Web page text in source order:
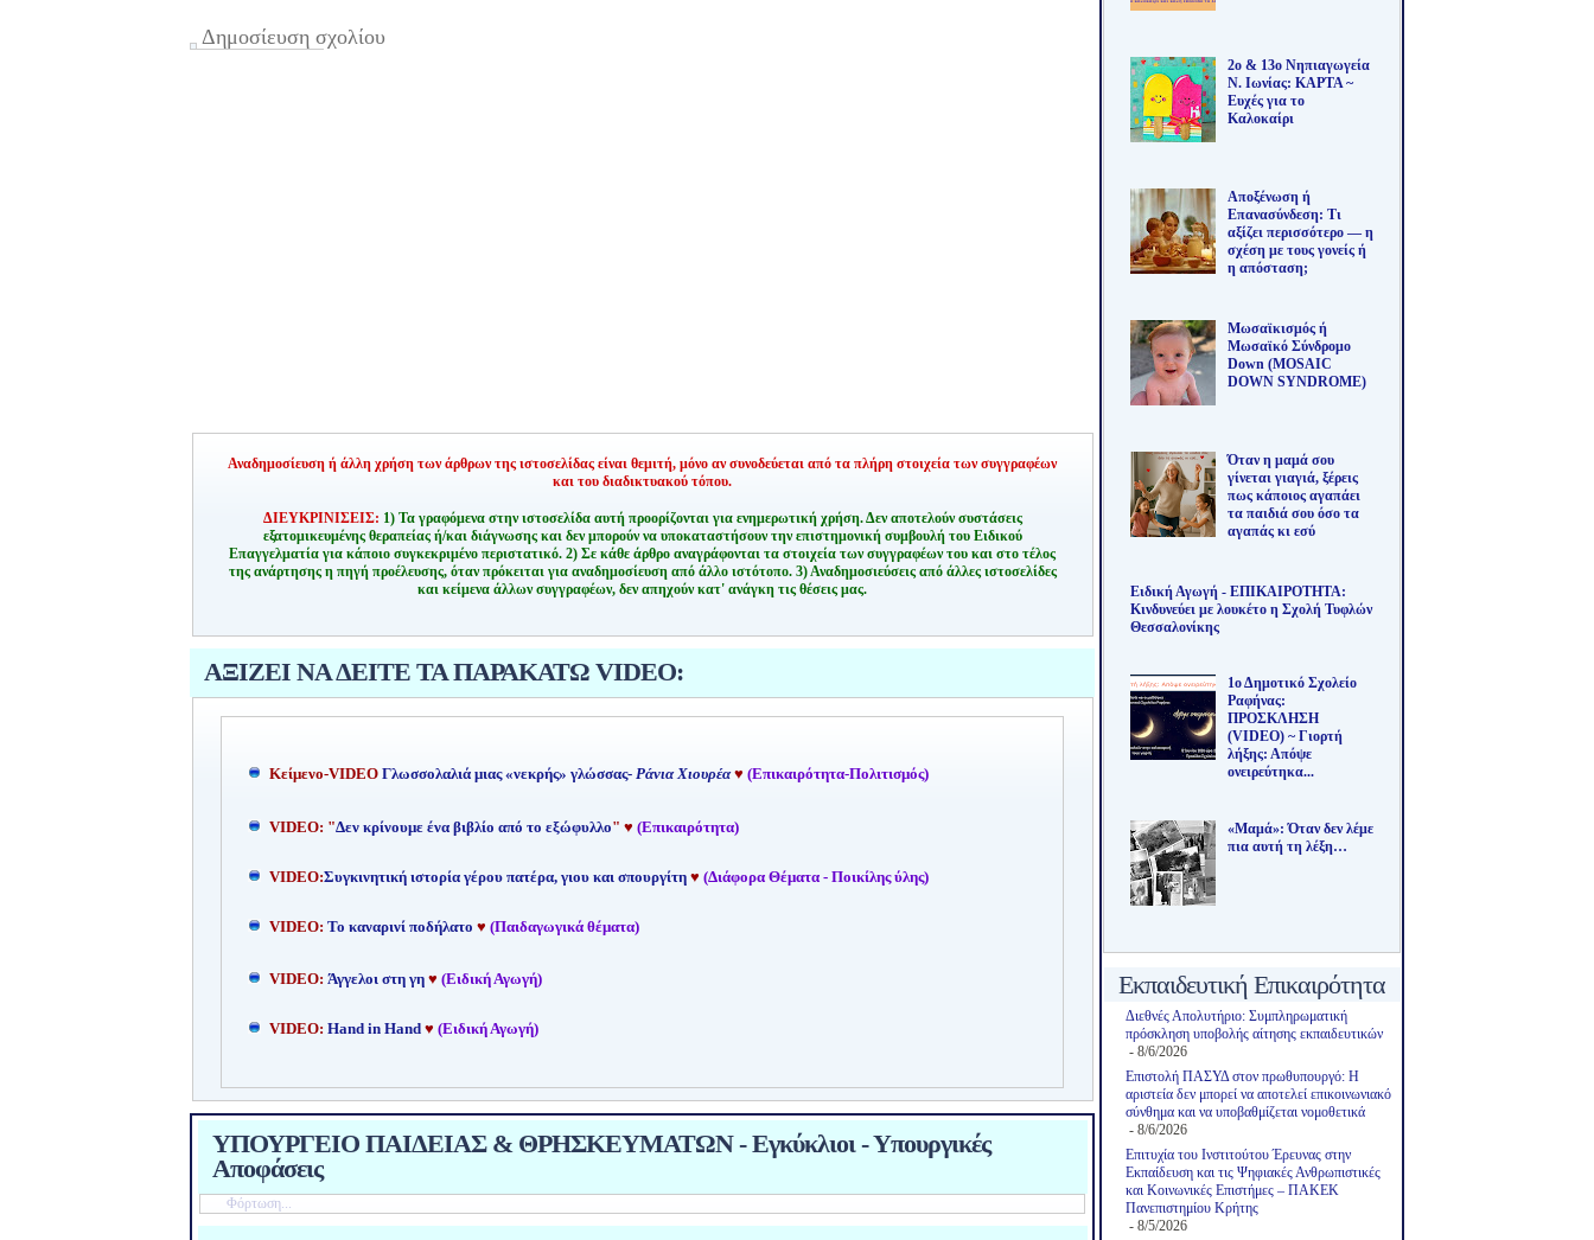
Δημοσίευση σχολίου
Αναδημοσίευση ή άλλη χρήση των άρθρων της ιστοσελίδας είναι θεμιτή, μόνο αν συνοδεύεται από τα πλήρη στοιχεία των συγγραφέων
και του διαδικτυακού τόπου.
ΔΙΕΥΚΡΙΝΙΣΕΙΣ: 1) Τα γραφόμενα στην ιστοσελίδα αυτή προορίζονται για ενημερωτική χρήση. Δεν αποτελούν συστάσεις
εξατομικευμένης θεραπείας ή/και διάγνωσης και δεν μπορούν να υποκαταστήσουν την επιστημονική συμβουλή του Ειδικού
Επαγγελματία για κάποιο συγκεκριμένο περιστατικό. 2) Σε κάθε άρθρο αναγράφονται τα στοιχεία των συγγραφέων του και στο τέλος
της ανάρτησης η πηγή προέλευσης, όταν πρόκειται για αναδημοσίευση από άλλο ιστότοπο. 3) Αναδημοσιεύσεις από άλλες ιστοσελίδες
και κείμενα άλλων συγγραφέων, δεν απηχούν κατ' ανάγκη τις θέσεις μας.
ΑΞΙΖΕΙ ΝΑ ΔΕΙΤΕ ΤΑ ΠΑΡΑΚΑΤΩ VIDEO:
Kείμενο-VIDEO Γλωσσολαλιά μιας «νεκρής» γλώσσας- Ράνια Χιουρέα ♥ (Επικαιρότητα-Πολιτισμός)
VIDEO: "Δεν κρίνουμε ένα βιβλίο από το εξώφυλλο" ♥ (Επικαιρότητα)
VIDEO:Συγκινητική ιστορία γέρου πατέρα, γιου και σπουργίτη ♥ (Διάφορα Θέματα - Ποικίλης ύλης)
VIDEO: Το καναρινί ποδήλατο ♥ (Παιδαγωγικά θέματα)
VIDEO: Άγγελοι στη γη ♥ (Ειδική Αγωγή)
VIDEO: Hand in Hand♥ (Ειδική Αγωγή)
ΥΠΟΥΡΓΕΙΟ ΠΑΙΔΕΙΑΣ & ΘΡΗΣΚΕΥΜΑΤΩΝ - Εγκύκλιοι - Υπουργικές
Αποφάσεις
Φόρτωση...
2ο & 13ο Νηπιαγωγεία
Ν. Ιωνίας: ΚΑΡΤΑ ~
Ευχές για το
Καλοκαίρι
Αποξένωση ή
Επανασύνδεση: Τι
αξίζει περισσότερο — η
σχέση με τους γονείς ή
η απόσταση;
Μωσαϊκισμός ή
Μωσαϊκό Σύνδρομο
Down (MOSAIC
DOWN SYNDROME)
Όταν η μαμά σου
γίνεται γιαγιά, ξέρεις
πως κάποιος αγαπάει
τα παιδιά σου όσο τα
αγαπάς κι εσύ
Ειδική Αγωγή - ΕΠΙΚΑΙΡΟΤΗΤΑ:
Κινδυνεύει με λουκέτο η Σχολή Τυφλών
Θεσσαλονίκης
1ο Δημοτικό Σχολείο
Ραφήνας:
ΠΡΟΣΚΛΗΣΗ
(VIDEO) ~ Γιορτή
λήξης: Απόψε
ονειρεύτηκα...
«Μαμά»: Όταν δεν λέμε
πια αυτή τη λέξη…
Εκπαιδευτική Επικαιρότητα
Διεθνές Απολυτήριο: Συμπληρωματική
πρόσκληση υποβολής αίτησης εκπαιδευτικών
- 8/6/2026
Επιστολή ΠΑΣΥΔ στον πρωθυπουργό: Η
αριστεία δεν μπορεί να αποτελεί επικοινωνιακό
σύνθημα και να υποβαθμίζεται νομοθετικά
- 8/6/2026
Επιτυχία του Ινστιτούτου Έρευνας στην
Εκπαίδευση και τις Ψηφιακές Ανθρωπιστικές
και Κοινωνικές Επιστήμες – ΠΑΚΕΚ
Πανεπιστημίου Κρήτης
- 8/5/2026